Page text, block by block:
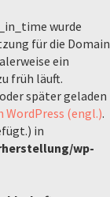
wurde
für die Domain
ein
früh läuft.
oder später geladen
WordPress (engl.).
in
wp-